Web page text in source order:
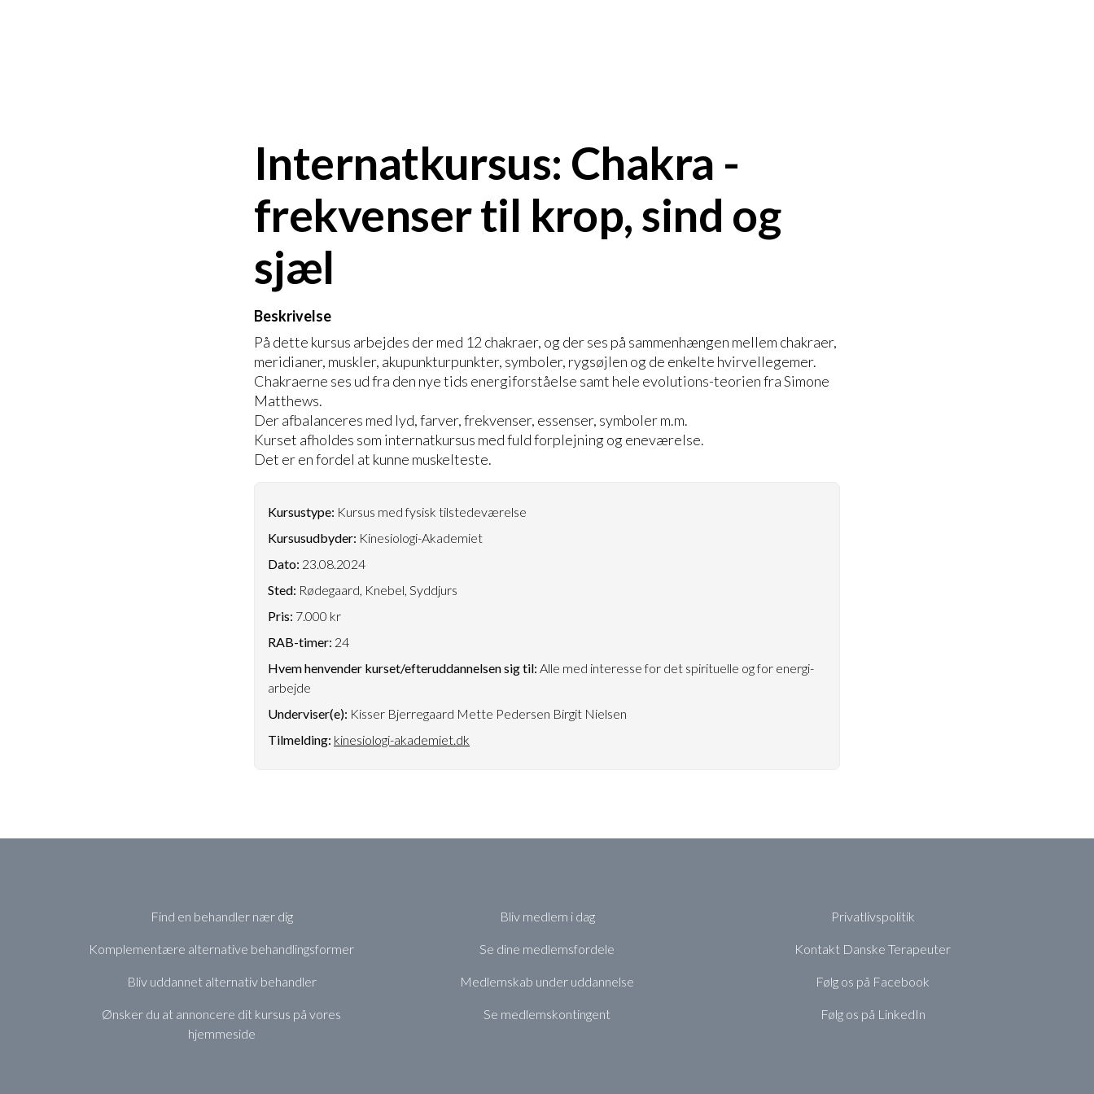
Internatkursus: Chakra -
frekvenser til krop, sind og
sjæl
Beskrivelse
På dette kursus arbejdes der med 12 chakraer, og der ses på sammenhængen mellem chakraer,
meridianer, muskler, akupunkturpunkter, symboler, rygsøjlen og de enkelte hvirvellegemer.
Chakraerne ses ud fra den nye tids energiforståelse samt hele evolutions-teorien fra Simone
Matthews.
Der afbalanceres med lyd, farver, frekvenser, essenser, symboler m.m.
Kurset afholdes som internatkursus med fuld forplejning og eneværelse.
Det er en fordel at kunne muskelteste.
Kursustype: Kursus med fysisk tilstedeværelse
Kursusudbyder: Kinesiologi-Akademiet
Dato: 23.08.2024
Sted: Rødegaard, Knebel, Syddjurs
Pris: 7.000 kr
RAB-timer: 24
Hvem henvender kurset/efteruddannelsen sig til: Alle med interesse for det spirituelle og for energi-
arbejde
Underviser(e): Kisser Bjerregaard Mette Pedersen Birgit Nielsen
Tilmelding: kinesiologi-akademiet.dk
Find en behandler nær dig
Komplementære alternative behandlingsformer
Bliv uddannet alternativ behandler
Ønsker du at annoncere dit kursus på vores
hjemmeside
Bliv medlem i dag
Se dine medlemsfordele
Medlemskab under uddannelse
Se medlemskontingent
Privatlivspolitik
Kontakt Danske Terapeuter
Følg os på Facebook
Følg os på LinkedIn